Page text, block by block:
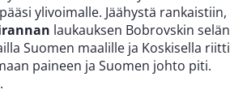
ylivoimalle. Jäähystä rankaistiin,
laukauksen Bobrovskin selän
Suomen maalille ja Koskisella riitti
paineen ja Suomen johto piti.